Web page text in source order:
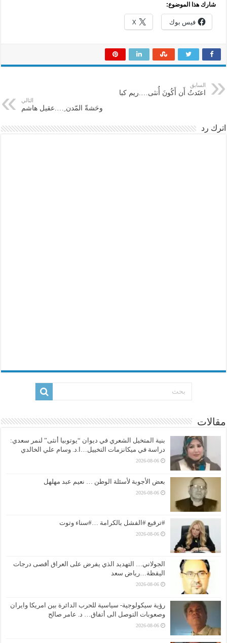
شارك هذا الموضوع:
فيس بوك X
السابق
اعتَدتُ أَن أَكُونَ أُنثى….ريم كبا
التالي
وحَشةّ المّدن ِ….عقيل هاشم
اترك رد
مقالات
بنية المتخيل الشعري في ديوان “يوتوبيا أنثى” لنمر سعدي:
دراسة في ميكانزمات التخييل…ا.د. وسام علي الخالدي
2026-08-06
بعض الأجوبة لأسئلة الوطن … نعيم عبد مهلهل
2026-08-06
#ترقيع #الفشل بالكرامة …#سناء وتوت
2026-08-06
الجولاني… التهديد الذي يفرض على العراق أقصى درجات
اليقظة…رياض سعد
2026-08-06
رؤية سيكولوجية- سياسية للحرب الدائرة بين امريكا وايران
وصعوبات التوصل الى أتفاق… د. عامر صالح
2026-08-06